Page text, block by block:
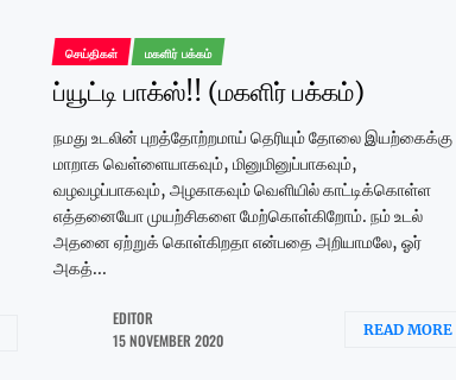
செய்திகள் மகளிர் பக்கம்
ப்யூட்டி பாக்ஸ்!! (மகளிர் பக்கம்)
நமது உடலின் புறத்தோற்றமாய் தெரியும் தோலை இயற்கைக்கு
மாறாக வெள்ளையாகவும், மினுமினுப்பாகவும்,
வழவழப்பாகவும், அழகாகவும் வெளியில் காட்டிக்கொள்ள
எத்தனையோ முயற்சிகளை மேற்கொள்கிறோம். நம் உடல்
அதனை ஏற்றுக் கொள்கிறதா என்பதை அறியாமலே, ஓர்
அகத்...
EDITOR
15 NOVEMBER 2020
READ MORE